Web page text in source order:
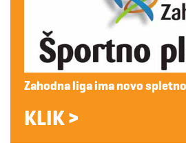
Zahodna liga ima novo
KLIK >